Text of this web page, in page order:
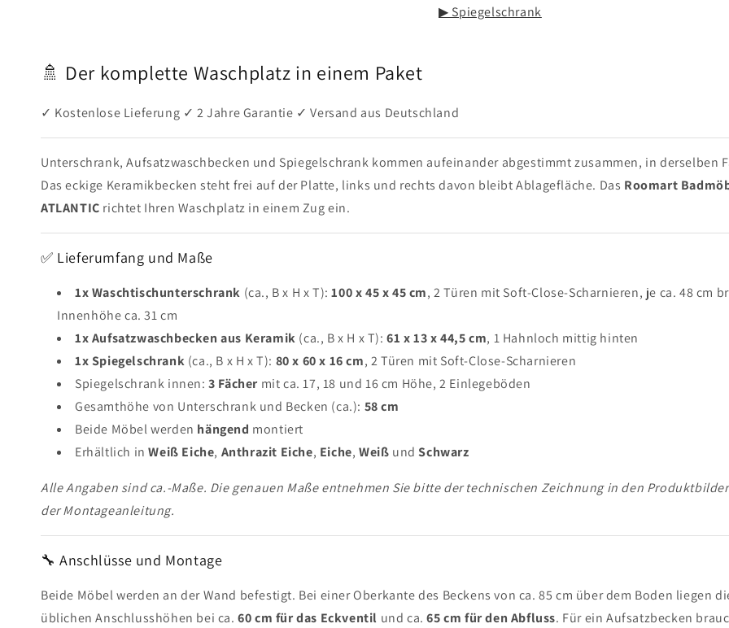
▶ Spiegelschrank
🚿 Der komplette Waschplatz in einem Paket
✓ Kostenlose Lieferung ✓ 2 Jahre Garantie ✓ Versand aus Deutschland
Unterschrank, Aufsatzwaschbecken und Spiegelschrank kommen aufeinander abgestimmt zusammen, in derselben
Das eckige Keramikbecken steht frei auf der Platte, links und rechts davon bleibt Ablagefläche. Das Roomart
ATLANTIC richtet Ihren Waschplatz in einem Zug ein.
✅ Lieferumfang und Maße
1x Waschtischunterschrank (ca., B x H x T):100 x 45 x 45 cm, 2 Türen mit Soft-Close-Scharnieren, je ca. 48 cm
Innenhöhe ca. 31 cm
1x Aufsatzwaschbecken aus Keramik (ca., B x H x T):61 x 13 x 44,5 cm, 1 Hahnloch mittig hinten
1x Spiegelschrank (ca., B x H x T): 80 x 60 x 16 cm, 2 Türen mit Soft-Close-Scharnieren
Spiegelschrank innen:3 Fächer mit ca. 17, 18 und 16 cm Höhe, 2 Einlegeböden
Gesamthöhe von Unterschrank und Becken (ca.): 58 cm
Beide Möbel werden hängend montiert
Erhältlich inWeiß Eiche, Anthrazit Eiche, Eiche,Weiß undSchwarz
Alle Angaben sind ca.-Maße. Die genauen Maße entnehmen Sie bitte der technischen Zeichnung in den
der Montageanleitung.
🔧 Anschlüsse und Montage
Beide Möbel werden an der Wand befestigt. Bei einer Oberkante des Beckens von ca. 85 cm über dem Boden liegen
üblichen Anschlusshöhen bei ca.60 cm für das Eckventil und ca.65 cm für den Abfluss. Für ein Aufsatzbecken
ERHALTEN SIE 3% RABATT